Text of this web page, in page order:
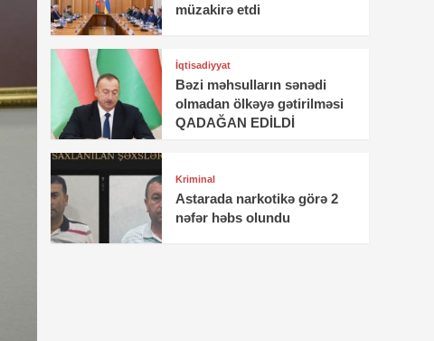
müzakirə etdi
İqtisadiyyat
Bəzi məhsulların sənədi
olmadan ölkəyə gətirilməsi
QADAĞAN EDİLDİ
Kriminal
Astarada narkotikə görə 2
nəfər həbs olundu